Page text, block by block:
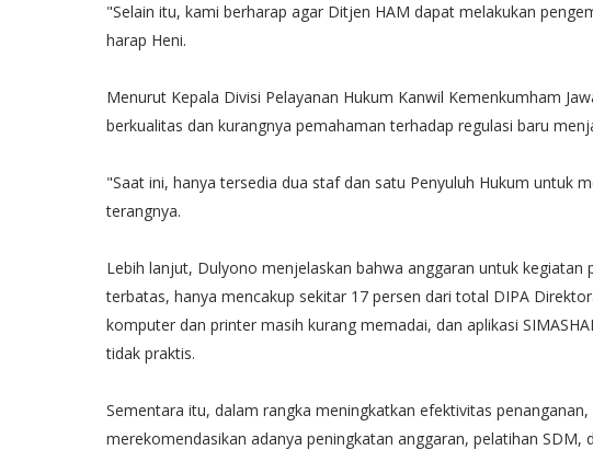
"Selain itu, kami berharap agar Ditjen HAM dapat melakukan
harap Heni.
Menurut Kepala Divisi Pelayanan Hukum Kanwil Kemenkumham
berkualitas dan kurangnya pemahaman terhadap regulasi baru
"Saat ini, hanya tersedia dua staf dan satu Penyuluh Hukum untuk
terangnya.
Lebih lanjut, Dulyono menjelaskan bahwa anggaran untuk kegiatan
terbatas, hanya mencakup sekitar 17 persen dari total DIPA
komputer dan printer masih kurang memadai, dan aplikasi
tidak praktis.
Sementara itu, dalam rangka meningkatkan efektivitas
merekomendasikan adanya peningkatan anggaran, pelatihan SDM,